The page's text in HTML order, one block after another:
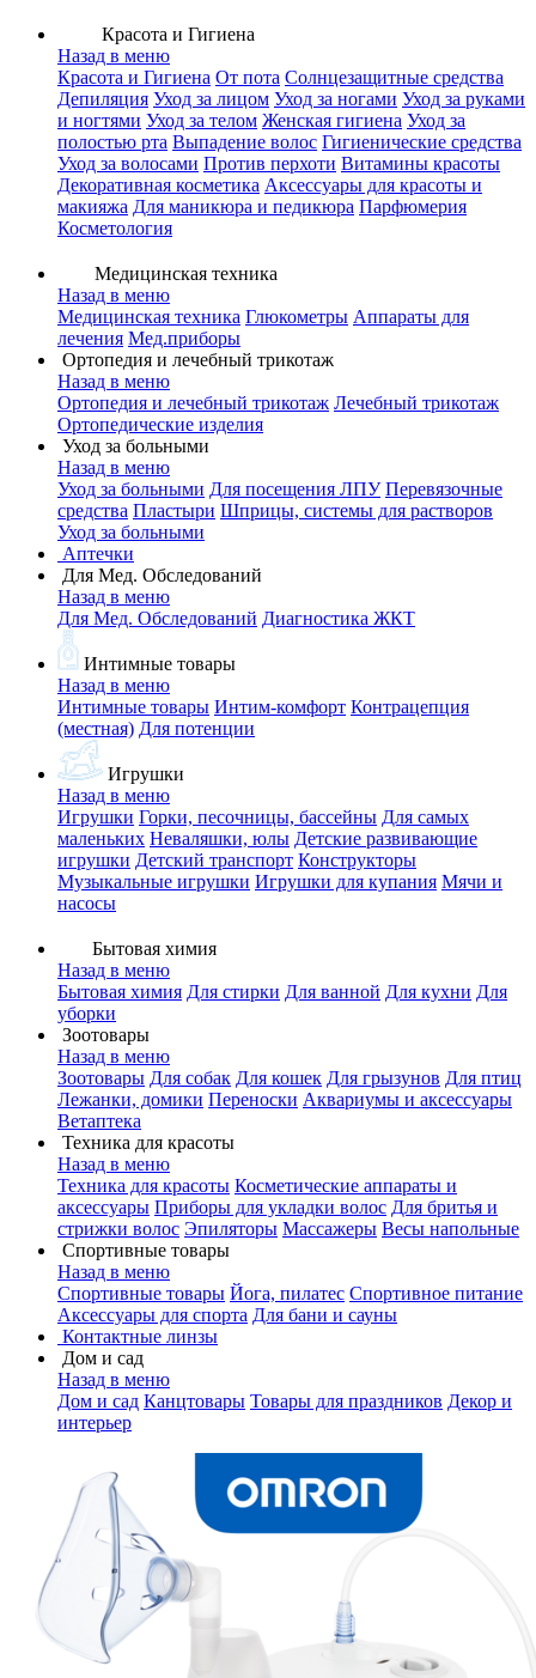
Красота и Гигиена
Назад в меню
Красота и Гигиена От пота Солнцезащитные средства
Депиляция Уход за лицом Уход за ногами Уход за руками
и ногтями Уход за телом Женская гигиена Уход за
полостью рта Выпадение волос Гигиенические средства
Уход за волосами Против перхоти Витамины красоты
Декоративная косметика Аксессуары для красоты и
макияжа Для маникюра и педикюра Парфюмерия
Косметология
Медицинская техника
Назад в меню
Медицинская техника Глюкометры Аппараты для
лечения Мед.приборы
Ортопедия и лечебный трикотаж
Назад в меню
Ортопедия и лечебный трикотаж Лечебный трикотаж
Ортопедические изделия
Уход за больными
Назад в меню
Уход за больными Для посещения ЛПУ Перевязочные
средства Пластыри Шприцы, системы для растворов
Уход за больными
Аптечки
Для Мед. Обследований
Назад в меню
Для Мед. Обследований Диагностика ЖКТ
Интимные товары
Назад в меню
Интимные товары Интим-комфорт Контрацепция
(местная) Для потенции
Игрушки
Назад в меню
Игрушки Горки, песочницы, бассейны Для самых
маленьких Неваляшки, юлы Детские развивающие
игрушки Детский транспорт Конструкторы
Музыкальные игрушки Игрушки для купания Мячи и
насосы
Бытовая химия
Назад в меню
Бытовая химия Для стирки Для ванной Для кухни Для
уборки
Зоотовары
Назад в меню
Зоотовары Для собак Для кошек Для грызунов Для птиц
Лежанки, домики Переноски Аквариумы и аксессуары
Ветаптека
Техника для красоты
Назад в меню
Техника для красоты Косметические аппараты и
аксессуары Приборы для укладки волос Для бритья и
стрижки волос Эпиляторы Массажеры Весы напольные
Спортивные товары
Назад в меню
Спортивные товары Йога, пилатес Спортивное питание
Аксессуары для спорта Для бани и сауны
Контактные линзы
Дом и сад
Назад в меню
Дом и сад Канцтовары Товары для праздников Декор и
интерьер